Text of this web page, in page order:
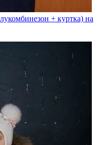
+ куртка) на